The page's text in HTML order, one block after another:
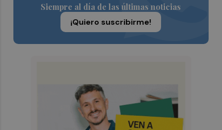
Siempre al día de las últimas noticias
¡Quiero suscribirme!